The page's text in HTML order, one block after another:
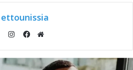
ettounissia
الويب